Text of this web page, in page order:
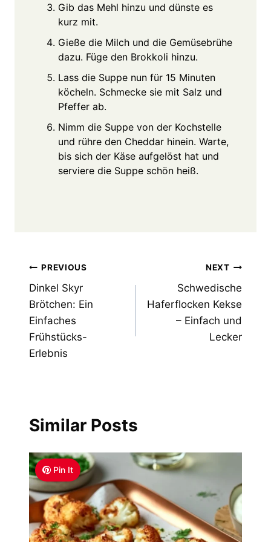
Gib das Mehl hinzu und dünste es
kurz mit.
Gieße die Milch und die Gemüsebrühe
dazu. Füge den Brokkoli hinzu.
Lass die Suppe nun für 15 Minuten
köcheln. Schmecke sie mit Salz und
Pfeffer ab.
Nimm die Suppe von der Kochstelle
und rühre den Cheddar hinein. Warte,
bis sich der Käse aufgelöst hat und
serviere die Suppe schön heiß.
Post
navigation
PREVIOUS
Dinkel Skyr
Brötchen: Ein
Einfaches
Frühstücks-
Erlebnis
NEXT
Schwedische
Haferflocken Kekse
– Einfach und
Lecker
Similar Posts
Pin It